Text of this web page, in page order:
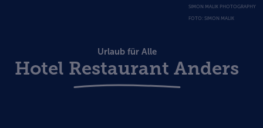
SIMON MALIK PHOTOGRAPHY
FOTO: SIMON MALIK
Urlaub für Alle
Hotel Restaurant Anders